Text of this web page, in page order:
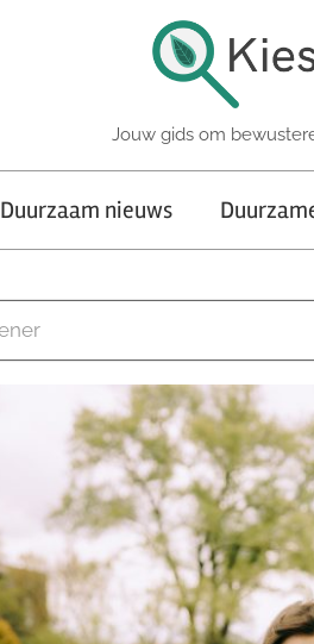
Jouw gids om
Duurzaam nieuws